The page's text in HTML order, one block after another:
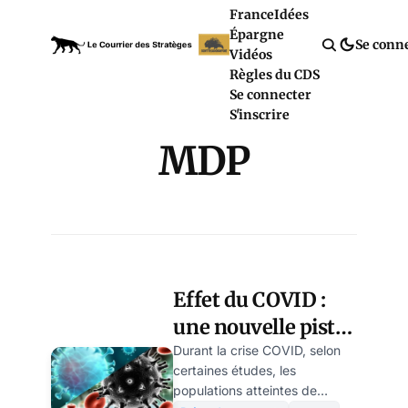
FranceIdées
Épargne
Vidéos
Règles du CDS
Se connecter
S'inscrire
Se
MDP
Effet du COVID :
une nouvelle piste
prometteuse
contre le cancer
Durant la crise COVID, selon
certaines études, les
populations atteintes de